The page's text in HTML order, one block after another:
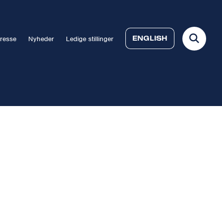
Nyheder Ledige stillinger ENGLISH